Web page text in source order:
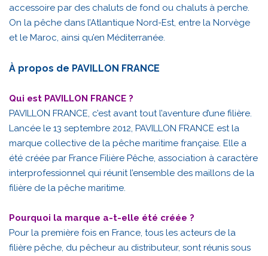
accessoire par des chaluts de fond ou chaluts à perche.
On la pêche dans l’Atlantique Nord-Est, entre la Norvège
et le Maroc, ainsi qu’en Méditerranée.
À propos de PAVILLON FRANCE
Qui est PAVILLON FRANCE ?
PAVILLON FRANCE, c’est avant tout l’aventure d’une filière.
Lancée le 13 septembre 2012, PAVILLON FRANCE est la
marque collective de la pêche maritime française. Elle a
été créée par France Filière Pêche, association à caractère
interprofessionnel qui réunit l’ensemble des maillons de la
filière de la pêche maritime.
Pourquoi la marque a-t-elle été créée ?
Pour la première fois en France, tous les acteurs de la
filière pêche, du pêcheur au distributeur, sont réunis sous